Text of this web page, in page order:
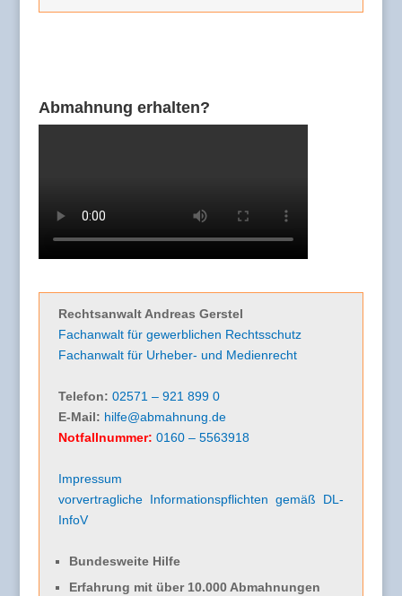
Abmahnung erhalten?
Rechtsanwalt Andreas Gerstel
Fachanwalt für gewerblichen Rechtsschutz
Fachanwalt für Urheber- und Medienrecht
Telefon: 02571 – 921 899 0
E-Mail: hilfe@abmahnung.de
Notfallnummer: 0160 – 5563918
Impressum
vorvertragliche Informationspflichten gemäß DL-
InfoV
Bundesweite Hilfe
Erfahrung mit über 10.000 Abmahnungen